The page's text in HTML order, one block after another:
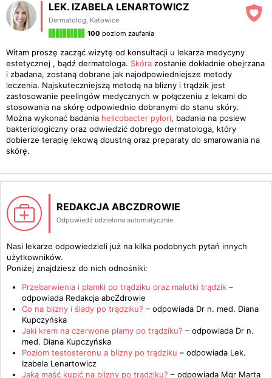
LEK. IZABELA LENARTOWICZ
Dermatolog, Katowice
100 poziom zaufania
Witam proszę zacząć wizytę od konsultacji u lekarza medycyny
estetycznej , bądź dermatologa. Skóra zostanie dokładnie obejrzana
i zbadana, zostaną dobrane jak najodpowiedniejsze metody
leczenia. Najskuteczniejszą metodą na blizny i trądzik jest
zastosowanie peelingów medycznych w połączeniu z lekami do
stosowania na skórę odpowiednio dobranymi do stanu skóry.
Można wykonać badania helicobacter pylori, badania na posiew
bakteriologiczny oraz odwiedzić dobrego dermatologa, który
dobierze terapię lekową doustną oraz preparaty do smarowania na
skórę.
REDAKCJA ABCZDROWIE
Odpowiedź udzielona automatycznie
Nasi lekarze odpowiedzieli już na kilka podobnych pytań innych
użytkowników.
Poniżej znajdziesz do nich odnośniki:
Przebarwienia i plamki po trądziku oraz malutki trądzik –
odpowiada Redakcja abcZdrowie
Co na blizny i ślady po trądziku? – odpowiada Dr n. med. Diana
Kupczyńska
Jaki krem na czerwone plamy po trądziku? – odpowiada Dr n.
med. Diana Kupczyńska
Poziom testosteronu a blizny po trądziku – odpowiada Lek.
Izabela Lenartowicz
Jaką maść kupić na blizny po trądziku? – odpowiada Mgr Marta